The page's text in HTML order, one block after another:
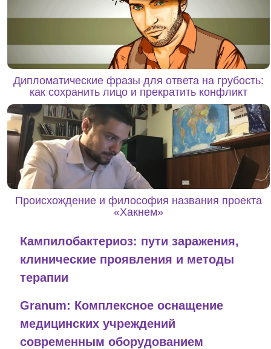
Дипломатические фразы для ответа на грубость:
как сохранить лицо и прекратить конфликт
Происхождение и философия названия проекта
«Хакнем»
Кампилобактериоз: пути заражения,
клинические проявления и методы
терапии
Granum: Комплексное оснащение
медицинских учреждений
современным оборудованием